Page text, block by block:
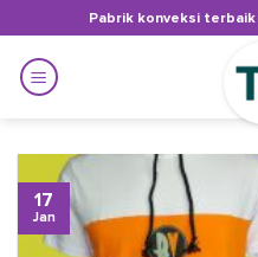
to
content
Pabrik konveksi
17
Jan